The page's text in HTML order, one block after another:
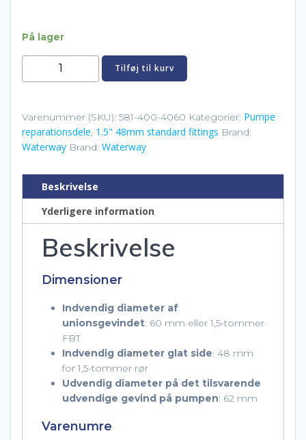
På lager
pumpe
til
1.5"
slange
Tilføj til kurv
Varenummer (SKU): 581-400-4060 Kategorier: Pumpe
reparationsdele, 1.5" 48mm standard fittings Brand:
Waterway Brand: Waterway
Beskrivelse
Yderligere information
Beskrivelse
Dimensioner
Indvendig diameter af
unionsgevindet: 60 mm eller 1,5-tommer
FBT
Indvendig diameter glat side: 48 mm
for 1,5-tommer rør
Udvendig diameter på det tilsvarende
udvendige gevind på pumpen: 62 mm
Varenumre